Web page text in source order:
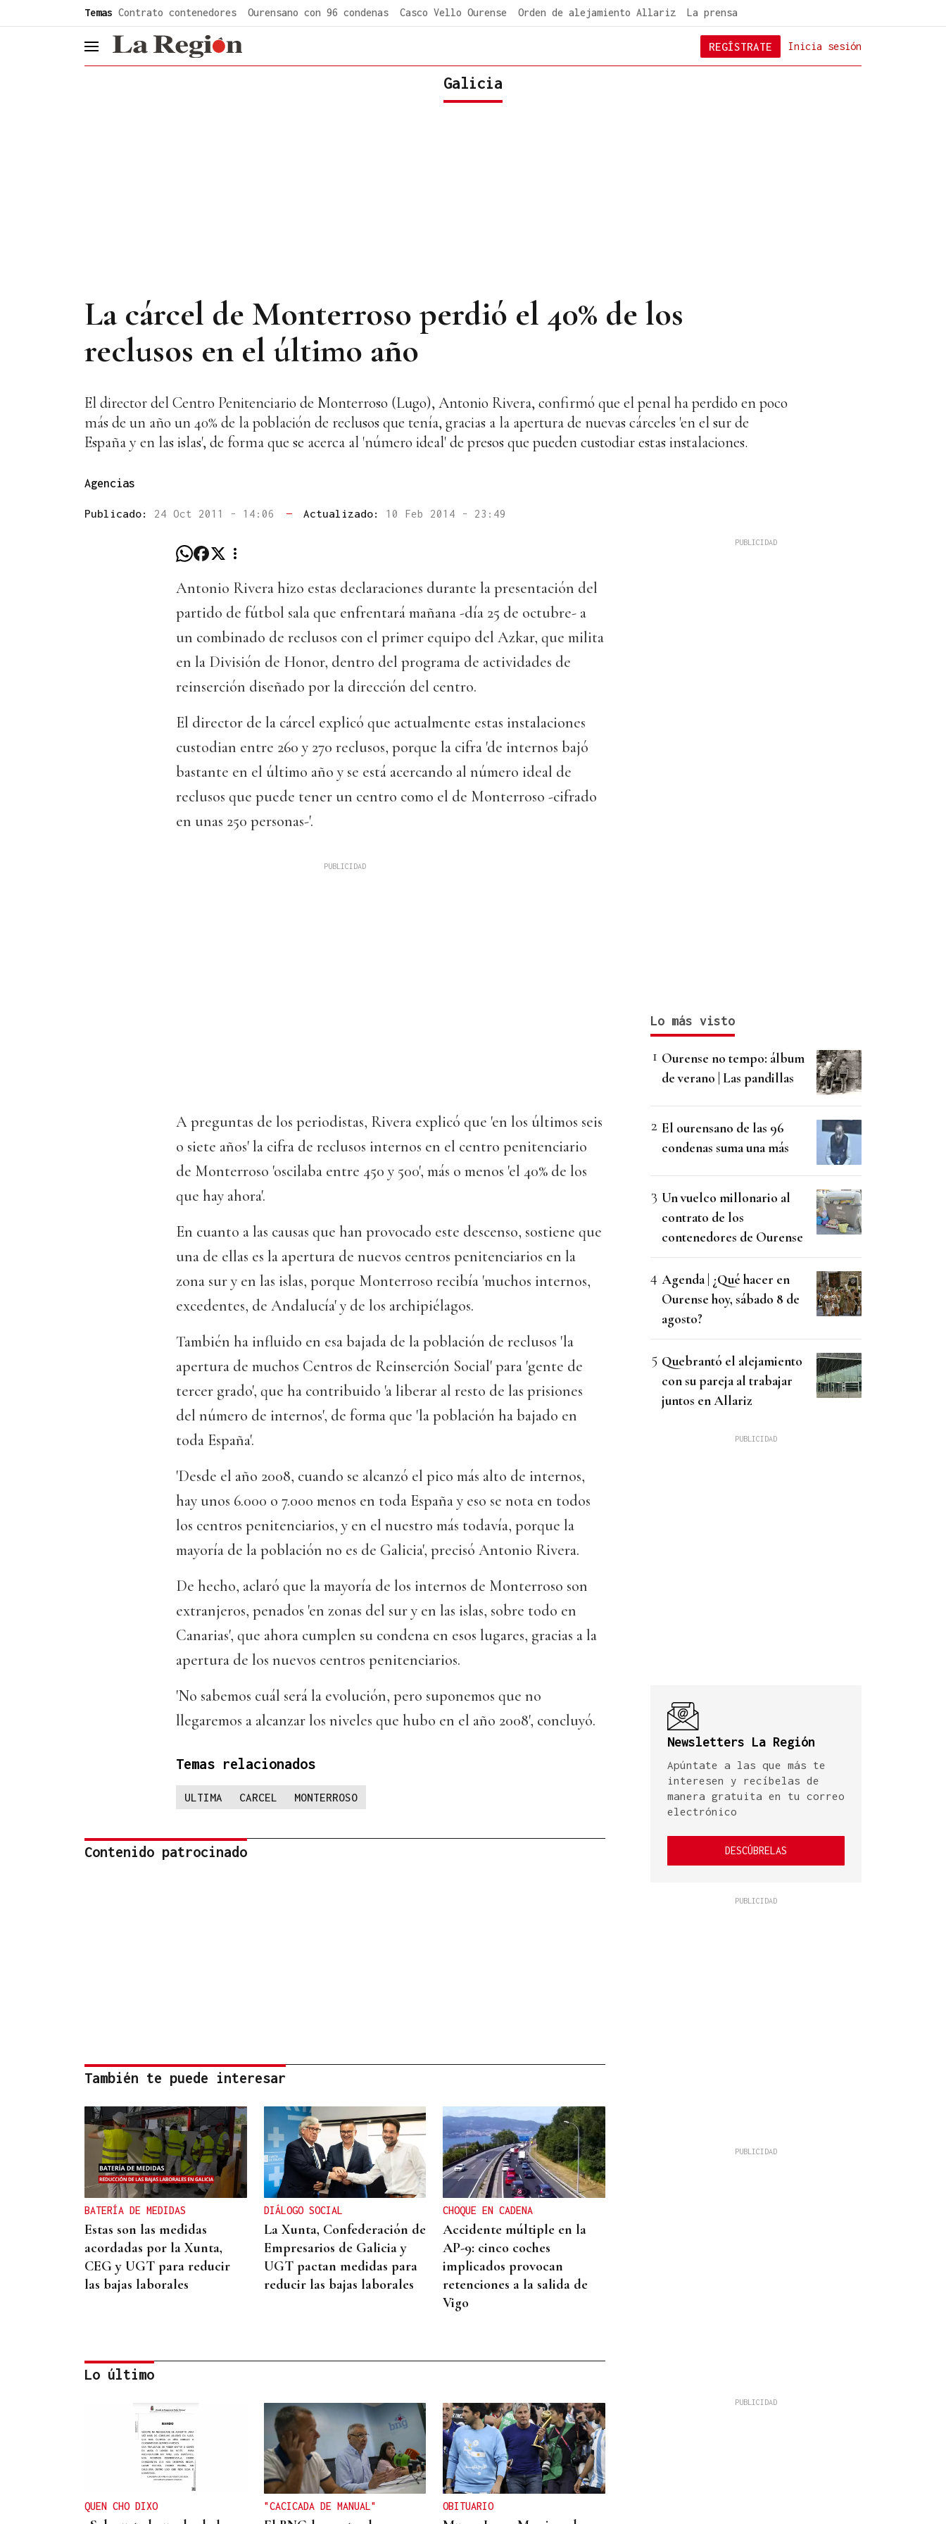
Temas Contrato contenedores Ourensano con 96 condenas Casco Vello Ourense Orden de alejamiento Allariz La prensa
header.menu.open Inicia sesión
REGÍSTRATE
Galicia
La cárcel de Monterroso perdió el 40% de los
reclusos en el último año
El director del Centro Penitenciario de Monterroso (Lugo), Antonio Rivera, confirmó que el penal ha perdido en poco
más de un año un 40% de la población de reclusos que tenía, gracias a la apertura de nuevas cárceles 'en el sur de
España y en las islas', de forma que se acerca al 'número ideal' de presos que pueden custodiar estas instalaciones.
Agencias
Publicado: 24 Oct 2011 - 14:06 — Actualizado: 10 Feb 2014 - 23:49
Antonio Rivera hizo estas declaraciones durante la presentación del
partido de fútbol sala que enfrentará mañana -día 25 de octubre- a
un combinado de reclusos con el primer equipo del Azkar, que milita
en la División de Honor, dentro del programa de actividades de
reinserción diseñado por la dirección del centro.
El director de la cárcel explicó que actualmente estas instalaciones
custodian entre 260 y 270 reclusos, porque la cifra 'de internos bajó
bastante en el último año y se está acercando al número ideal de
reclusos que puede tener un centro como el de Monterroso -cifrado
en unas 250 personas-'.
A preguntas de los periodistas, Rivera explicó que 'en los últimos seis
o siete años' la cifra de reclusos internos en el centro penitenciario
de Monterroso 'oscilaba entre 450 y 500', más o menos 'el 40% de los
que hay ahora'.
En cuanto a las causas que han provocado este descenso, sostiene que
una de ellas es la apertura de nuevos centros penitenciarios en la
zona sur y en las islas, porque Monterroso recibía 'muchos internos,
excedentes, de Andalucía' y de los archipiélagos.
También ha influido en esa bajada de la población de reclusos 'la
apertura de muchos Centros de Reinserción Social' para 'gente de
tercer grado', que ha contribuido 'a liberar al resto de las prisiones
del número de internos', de forma que 'la población ha bajado en
toda España'.
'Desde el año 2008, cuando se alcanzó el pico más alto de internos,
hay unos 6.000 o 7.000 menos en toda España y eso se nota en todos
los centros penitenciarios, y en el nuestro más todavía, porque la
mayoría de la población no es de Galicia', precisó Antonio Rivera.
De hecho, aclaró que la mayoría de los internos de Monterroso son
extranjeros, penados 'en zonas del sur y en las islas, sobre todo en
Canarias', que ahora cumplen su condena en esos lugares, gracias a la
apertura de los nuevos centros penitenciarios.
'No sabemos cuál será la evolución, pero suponemos que no
llegaremos a alcanzar los niveles que hubo en el año 2008', concluyó.
Temas relacionados
ULTIMA CARCEL MONTERROSO
Contenido patrocinado
También te puede interesar
BATERÍA DE MEDIDAS
Estas son las medidas
acordadas por la Xunta,
CEG y UGT para reducir
las bajas laborales
DIÁLOGO SOCIAL
La Xunta, Confederación de
Empresarios de Galicia y
UGT pactan medidas para
reducir las bajas laborales
CHOQUE EN CADENA
Accidente múltiple en la
AP-9: cinco coches
implicados provocan
retenciones a la salida de
Vigo
INCUMPLIMIENTO LEGAL
Turismo veta la “Ruta del
Narcotráfico” de Laureano
Oubiña por no cumplir con
la Ley de Turismo de
Lo último
QUEN CHO DIXO "CACICADA DE MANUAL" OBITUARIO
Lo más visto
Ourense no tempo: álbum
de verano | Las pandillas
El ourensano de las 96
condenas suma una más
Un vuelco millonario al
contrato de los
contenedores de Ourense
Agenda | ¿Qué hacer en
Ourense hoy, sábado 8 de
agosto?
Quebrantó el alejamiento
con su pareja al trabajar
juntos en Allariz
Newsletters La Región
Apúntate a las que más te
interesen y recíbelas de
manera gratuita en tu correo
electrónico
DESCÚBRELAS